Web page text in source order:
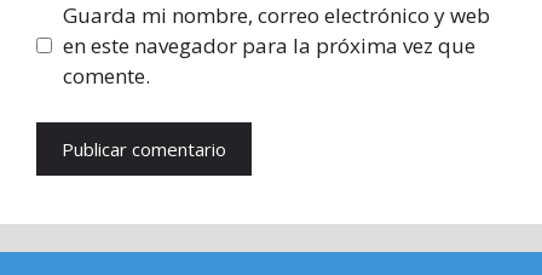
Guarda mi nombre, correo electrónico y web
en este navegador para la próxima vez que
comente.